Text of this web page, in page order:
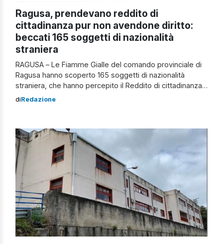
Ragusa, prendevano reddito di
cittadinanza pur non avendone diritto:
beccati 165 soggetti di nazionalità
straniera
RAGUSA – Le Fiamme Gialle del comando provinciale di
Ragusa hanno scoperto 165 soggetti di nazionalità
straniera, che hanno percepito il Reddito di cittadinanza,
pur non avendone diritto. I reparti sul territorio ibleo,
legittimanti per la fruizione del “reddito di […]
diRedazione